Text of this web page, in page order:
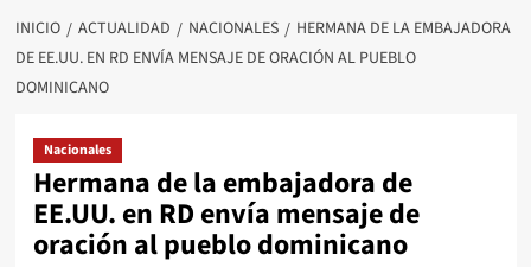
INICIO ACTUALIDAD NACIONALES
HERMANA DE LA EMBAJADORA
DE EE.UU. EN RD ENVÍA MENSAJE DE ORACIÓN AL PUEBLO
DOMINICANO
Nacionales
Hermana de la embajadora de
EE.UU. en RD envía mensaje de
oración al pueblo dominicano